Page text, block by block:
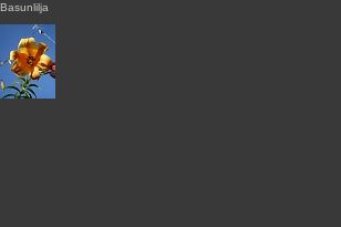
Basunlilja